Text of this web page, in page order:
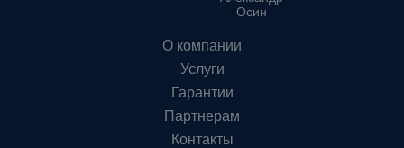
О компании
Услуги
Гарантии
Партнерам
Контакты